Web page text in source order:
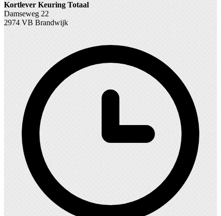
Kortlever Keuring Totaal
Damseweg 22
2974 VB Brandwijk